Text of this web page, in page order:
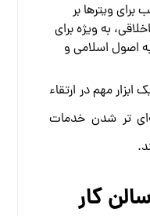
ویترها بر
به ویژه برای
به اصول اسلامی و
مهم در ارتقاء
تر شدن خدمات
کار